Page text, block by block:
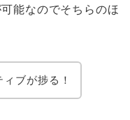
能なのでそちらのほ
ブが捗る！